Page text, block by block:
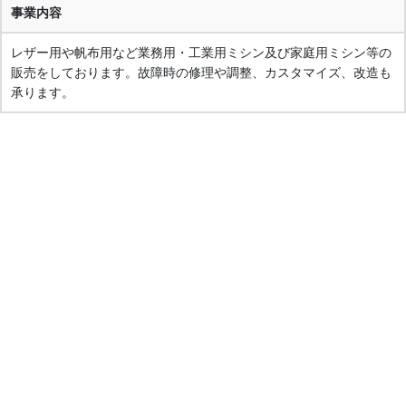
事業内容
レザー用や帆布用など業務用・工業用ミシン及び家庭用ミシン等の
販売をしております。故障時の修理や調整、カスタマイズ、改造も
承ります。